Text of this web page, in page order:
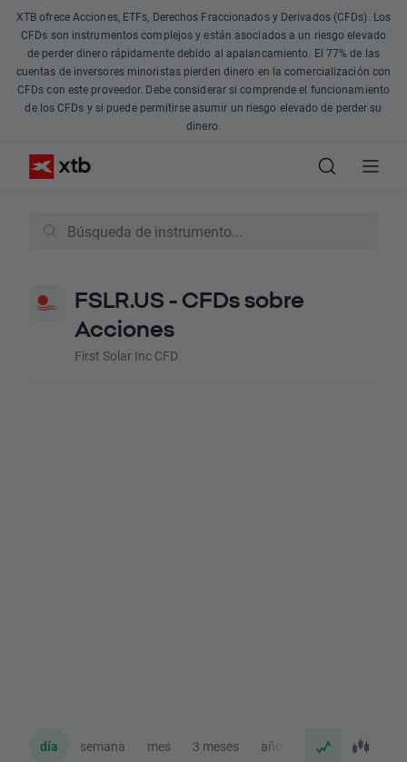
XTB ofrece Acciones, ETFs, Derechos Fraccionados y Derivados (CFDs). Los
CFDs son instrumentos complejos y están asociados a un riesgo elevado
de perder dinero rápidamente debido al apalancamiento. El 77% de las
cuentas de inversores minoristas pierden dinero en la comercialización con
CFDs con este proveedor. Debe considerar si comprende el funcionamiento
de los CFDs y si puede permitirse asumir un riesgo elevado de perder su
dinero.
FSLR.US - CFDs sobre
Acciones
First Solar Inc CFD
día semana mes 3 meses año